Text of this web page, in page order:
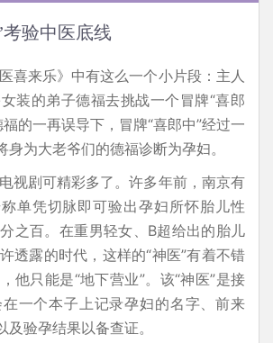
考验中医底线
喜来乐》中有这么一个小片段：主人
装的弟子德福去挑战一个冒牌“喜郎
的一再误导下，冒牌“喜郎中”经过一
身为大老爷们的德福诊断为孕妇。
视剧可精彩多了。许多年前，南京有
单凭切脉即可验出孕妇所怀胎儿性
之百。在重男轻女、B超给出的胎儿
透露的时代，这样的“神医”有着不错
只能是“地下营业”。该“神医”是接
一个本子上记录孕妇的名字、前来
及验孕结果以备查证。